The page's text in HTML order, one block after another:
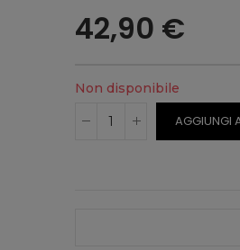
42,90 €
Non disponibile
AGGIUNGI